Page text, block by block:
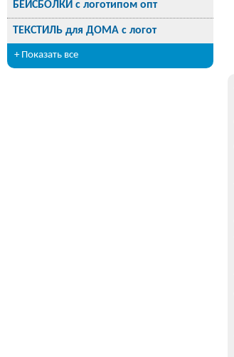
БЕЙСБОЛКИ с логотипом опт
ТЕКСТИЛЬ для ДОМА с логот
+ Показать все